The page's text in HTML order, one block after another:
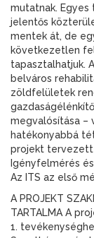
mutatnak.
jelentős
mentek át, de
következetlen
tapasztalhatjuk.
belváros
zöldfelületek
megvalósítása –
hatékonyabbá
projekt tervezett
Igényfelmérés
Az ITS az első
A PROJEKT
TARTALMA A
1.